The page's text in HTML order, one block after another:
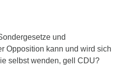
und
Opposition kann und wird sich
selbst wenden, gell CDU?